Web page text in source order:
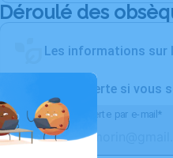
Déroulé des
Les informations sur
Activez une alerte si
Recevoir une alerte par e-mail*